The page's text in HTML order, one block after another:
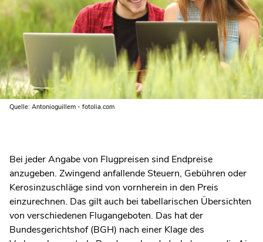
Quelle: Antonioguillem - fotolia.com
Bei jeder Angabe von Flugpreisen sind Endpreise
anzugeben. Zwingend anfallende Steuern, Gebühren oder
Kerosinzuschläge sind von vornherein in den Preis
einzurechnen. Das gilt auch bei tabellarischen Übersichten
von verschiedenen Flugangeboten. Das hat der
Bundesgerichtshof (BGH) nach einer Klage des